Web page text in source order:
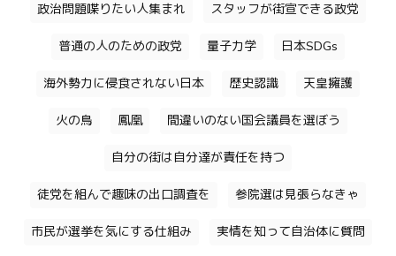
政治問題喋りたい人集まれ スタッフが街宣できる政党
普通の人のための政党 量子力学 日本SDGs
海外勢力に侵食されない日本 歴史認識 天皇擁護
火の鳥 鳳凰 間違いのない国会議員を選ぼう
自分の街は自分達が責任を持つ
徒党を組んで趣味の出口調査を 参院選は見張らなきゃ
市民が選挙を気にする仕組み 実情を知って自治体に質問